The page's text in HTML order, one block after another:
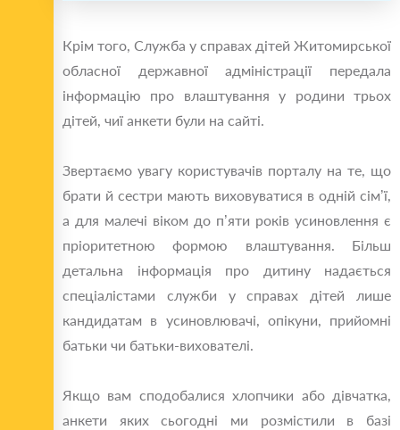
Крім того, Служба у справах дітей Житомирської
обласної державної адміністрації передала
інформацію про влаштування у родини трьох
дітей, чиї анкети були на сайті.
Звертаємо увагу користувачів порталу на те, що
брати й сестри мають виховуватися в одній сім’ї,
а для малечі віком до п’яти років усиновлення є
пріоритетною формою влаштування. Більш
детальна інформація про дитину надається
спеціалістами служби у справах дітей лише
кандидатам в усиновлювачі, опікуни, прийомні
батьки чи батьки-вихователі.
Якщо вам сподобалися хлопчики або дівчатка,
анкети яких сьогодні ми розмістили в базі